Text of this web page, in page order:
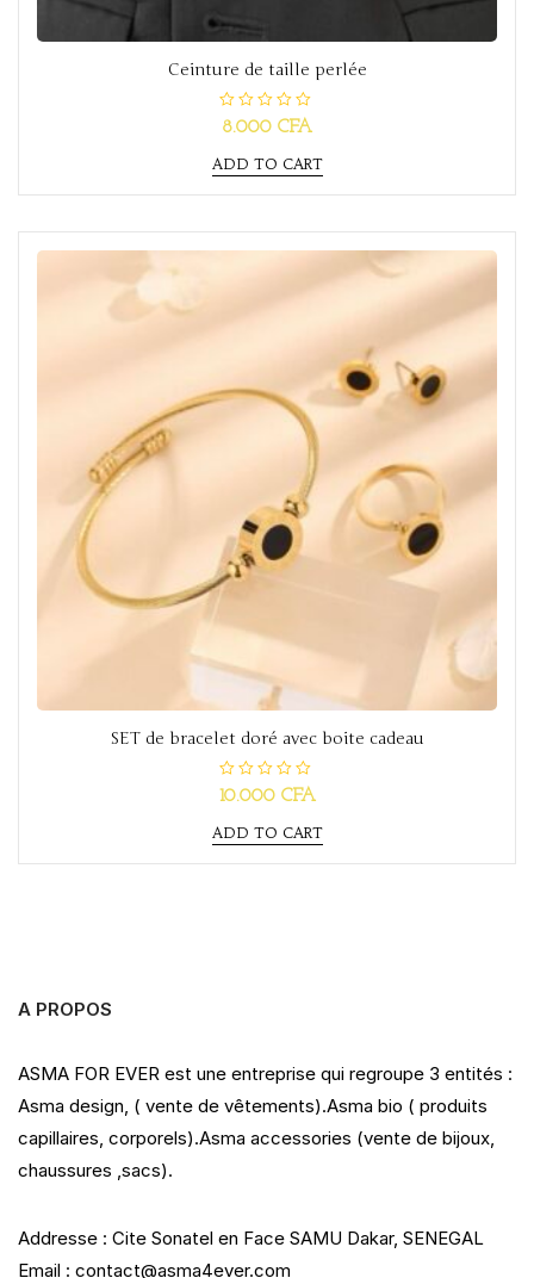
Ceinture de taille perlée
R
a
e
d
0
t
o
8.000 CFA
ADD TO CART
SET de bracelet doré avec boite cadeau
R
a
e
d
0
10.000 CFA
ADD TO CART
A PROPOS
ASMA FOR EVER est une entreprise qui regroupe 3 entités :
Asma design, ( vente de vêtements).Asma bio ( produits
capillaires, corporels).Asma accessories (vente de bijoux,
chaussures ,sacs).
Addresse : Cite Sonatel en Face SAMU Dakar, SENEGAL
Email : contact@asma4ever.com